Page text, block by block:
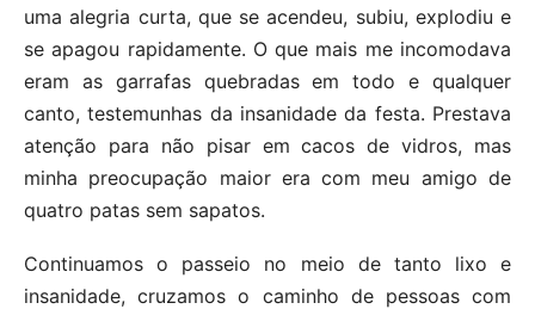
uma alegria curta, que se acendeu, subiu, explodiu e
se apagou rapidamente. O que mais me incomodava
eram as garrafas quebradas em todo e qualquer
canto, testemunhas da insanidade da festa. Prestava
atenção para não pisar em cacos de vidros, mas
minha preocupação maior era com meu amigo de
quatro patas sem sapatos.
Continuamos o passeio no meio de tanto lixo e
insanidade, cruzamos o caminho de pessoas com